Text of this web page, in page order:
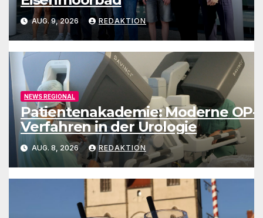
AUG. 9, 2026 REDAKTION
NEWS REGIONAL
Patientenakademie: Moderne OP-
Verfahren in der Urologie
AUG. 8, 2026 REDAKTION